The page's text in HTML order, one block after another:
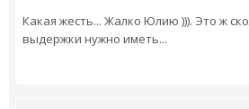
Какая жесть... Жалко Юлию ))). Это ж
выдержки нужно иметь...